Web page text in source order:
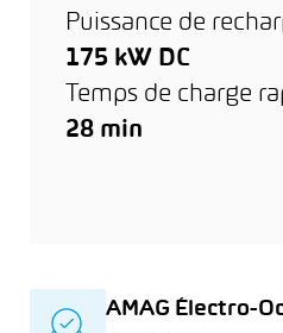
Puissance de
175 kW DC
Temps de charge
28 min
AMAG Électro-